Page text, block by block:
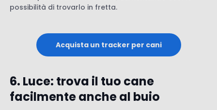
possibilità di trovarlo in fretta.
Acquista un tracker per cani
6. Luce: trova il tuo cane
facilmente anche al buio